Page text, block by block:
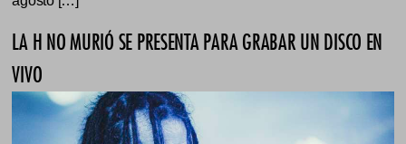
LA H NO MURIÓ SE PRESENTA PARA GRABAR UN DISCO EN
VIVO